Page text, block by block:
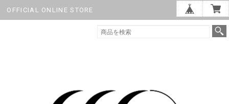
OFFICIAL ONLINE STORE